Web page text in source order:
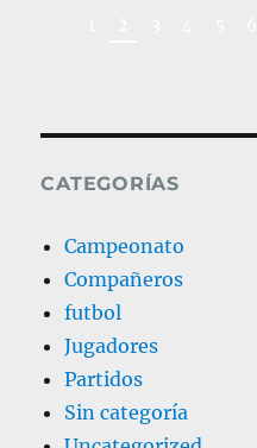
CATEGORÍAS
Campeonato
Compañeros
futbol
Jugadores
Partidos
Sin categoría